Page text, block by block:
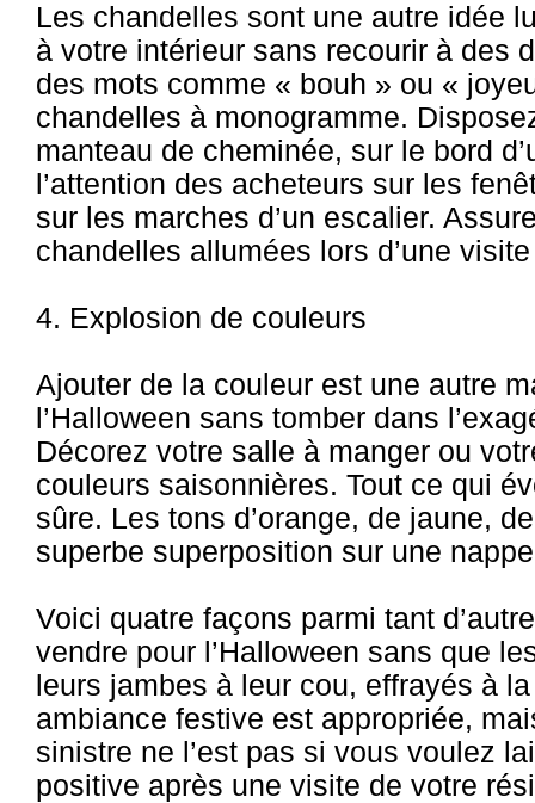
Les chandelles sont une autre idée
à votre intérieur sans recourir à des
des mots comme « bouh » ou «
chandelles à monogramme.
manteau de cheminée, sur le bord
l’attention des acheteurs sur les
sur les marches d’un escalier.
chandelles allumées lors d’une
4. Explosion de couleurs
Ajouter de la couleur est une autre
l’Halloween sans tomber dans
Décorez votre salle à manger ou
couleurs saisonnières. Tout ce qui
sûre. Les tons d’orange, de jaune,
superbe superposition sur une
Voici quatre façons parmi tant
vendre pour l’Halloween sans que
leurs jambes à leur cou, effrayés à
ambiance festive est appropriée,
sinistre ne l’est pas si vous voulez
positive après une visite de votre